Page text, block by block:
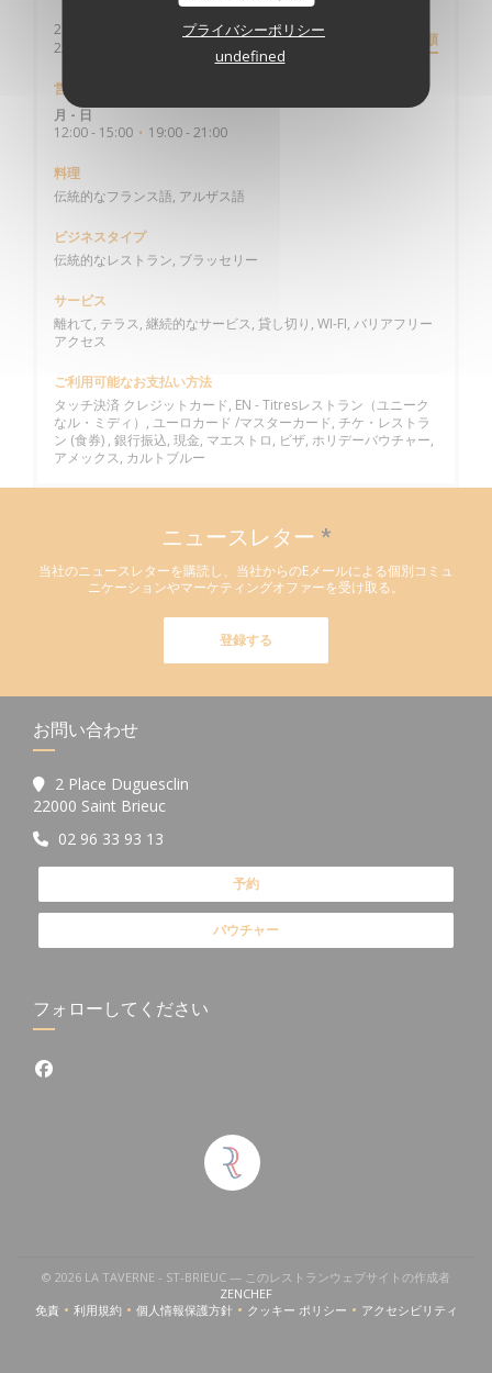
プライバシーポリシー
undefined
2 Place Duguesclin
22000 Saint Brieuc
((新しいウィンドウで開きます)) 道順
営業時間
月 - 日
12:00 - 15:00 • 19:00 - 21:00
料理
伝統的なフランス語, アルザス語
ビジネスタイプ
伝統的なレストラン, ブラッセリー
サービス
離れて, テラス, 継続的なサービス, 貸し切り, WI-FI, バリアフリー
アクセス
ご利用可能なお支払い方法
タッチ決済 クレジットカード, EN - Titresレストラン（ユニーク
なル・ミディ）, ユーロカード /マスターカード, チケ・レストラ
ン (食券) , 銀行振込, 現金, マエストロ, ビザ, ホリデーバウチャー,
アメックス, カルトブルー
ニュースレター *
当社のニュースレターを購読し、当社からのEメールによる個別コミュ
ニケーションやマーケティングオファーを受け取る。
登録する
お問い合わせ
2 Place Duguesclin
22000 Saint Brieuc((新しいウィンドウで開きます))
02 96 33 93 13
予約
バウチャー
フォローしてください
Facebook ((新しいウィンドウで開きます))
© 2026 LA TAVERNE - ST-BRIEUC — このレストランウェブサイトの作成者
ZENCHEF((新しいウィンドウで開きます))
免責((新しいウィンドウで開きます))
利用規約((新しいウィンドウで開きます))
個人情報保護方針((新しいウィンドウで開きます))
クッキー ポリシー((新しいウィンドウで開きます))
アクセシビリティ
((新しいウィン